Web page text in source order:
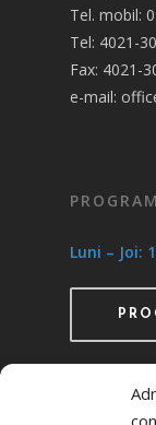
Tel. mobil:
Tel: 4021-
Fax: 4021-
e-mail:
Luni – Joi: